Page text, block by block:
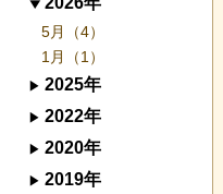
5月（4）
1月（1）
2025年
2022年
2020年
2019年